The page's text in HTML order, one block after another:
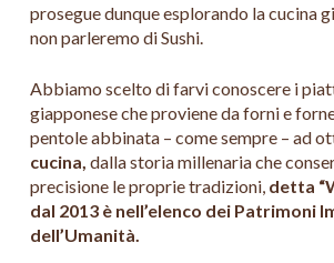
prosegue dunque esplorando la cucina
non parleremo di Sushi.
Abbiamo scelto di farvi conoscere i
giapponese che proviene da forni e
pentole abbinata – come sempre – ad
cucina, dalla storia millenaria che
precisione le proprie tradizioni, detta
dal 2013 è nell’elenco dei Patrimoni
dell’Umanità.